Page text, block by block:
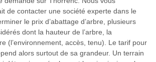
de contacter une société experte dans le
le prix d’abattage d’arbre, plusieurs
dont la hauteur de l’arbre, la
(l’environnement, accès, tenu). Le tarif pour
alors surtout de sa grandeur. Un terrain